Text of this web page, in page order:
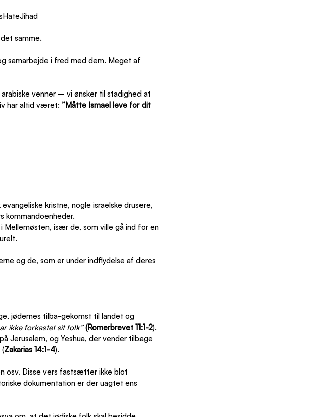
samme.
samarbejde i fred med dem. Meget af
venner – vi ønsker til stadighed at
har altid været: ”Måtte Ismael leve for dit
kristne, nogle israelske drusere,
kommandoenheder.
Mellemøsten, især de, som ville gå ind for en
og de, som er under indflydelse af deres
jødernes tilba-gekomst til landet og
ikke forkastet sit folk” (Romerbrevet 11:1-2).
Jerusalem, og Yeshua, der vender tilbage
Zakarias 14:1-4).
osv. Disse vers fastsætter ikke blot
dokumentation er der uagtet ens